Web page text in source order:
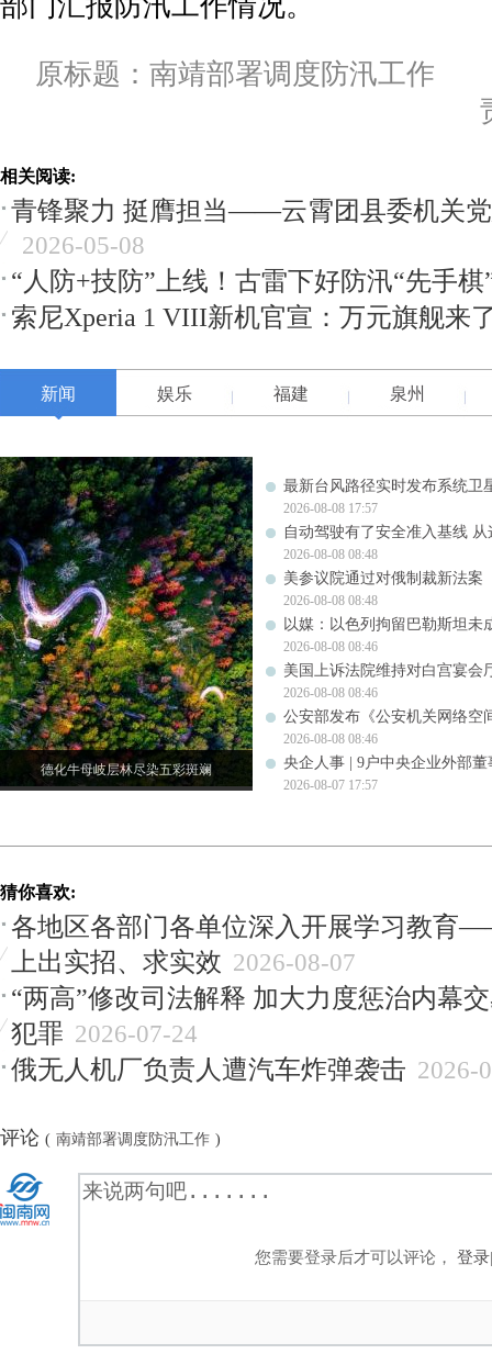
原标题：南靖部署调度防汛工作
相关阅读:
青锋聚力 挺膺担当——云霄团县委机关
2026-05-08
“人防+技防”上线！古雷下好防汛“先手棋
索尼Xperia 1 VIII新机官宣：万元旗舰来
新闻 娱乐 福建 泉州
德化牛母岐层林尽染五彩斑斓
最新台风路径实时发布系统卫
2026-08-08 17:57
自动驾驶有了安全准入基线
2026-08-08 08:48
美参议院通过对俄制裁新法案
2026-08-08 08:48
以媒：以色列拘留巴勒斯坦未
2026-08-08 08:46
美国上诉法院维持对白宫宴会
2026-08-08 08:46
公安部发布《公安机关网络空
2026-08-08 08:46
央企人事 | 9户中央企业外部
2026-08-07 17:57
猜你喜欢:
各地区各部门各单位深入开展学习教育
上出实招、求实效 2026-08-07
“两高”修改司法解释 加大力度惩治内幕
犯罪 2026-07-24
俄无人机厂负责人遭汽车炸弹袭击 2026-
评论 ( 南靖部署调度防汛工作 )
您需要登录后才可以评论，登录